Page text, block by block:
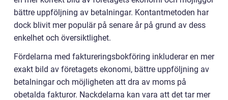
bättre uppföljning av betalningar. Kontantmetoden har
dock blivit mer populär på senare år på grund av dess
enkelhet och översiktlighet.
Fördelarna med faktureringsbokföring inkluderar en mer
exakt bild av företagets ekonomi, bättre uppföljning av
betalningar och möjligheten att dra av moms på
obetalda fakturor. Nackdelarna kan vara att det tar mer